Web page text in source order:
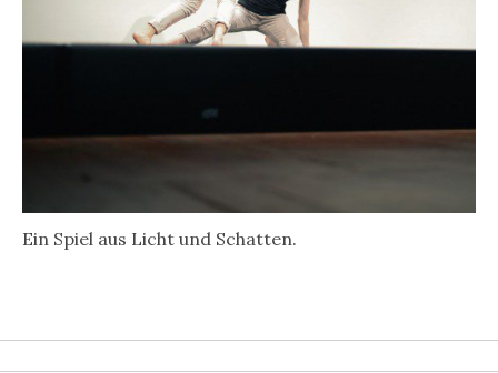
Ein Spiel aus Licht und Schatten.